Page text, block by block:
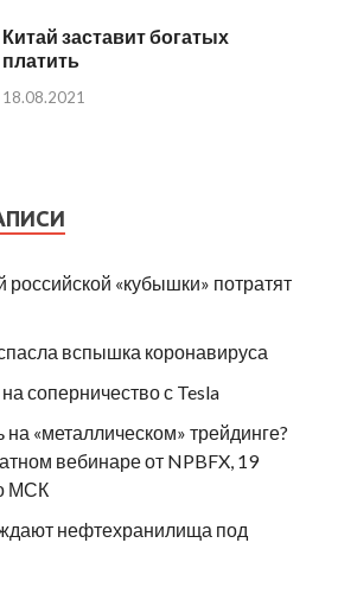
Китай заставит богатых
платить
18.08.2021
российской «кубышки» потратят
вспышка коронавируса
соперничество с Tesla
на «металлическом» трейдинге?
вебинаре от NPBFX, 19
МСК
нефтехранилища под